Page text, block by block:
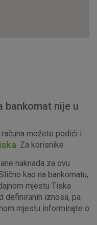
bankomat nije u
možete podići i
. Za korisnike
naknada za ovu
kao na bankomatu,
mjestu Tiska
definiranih iznosa, pa
mjestu informirajte o
stranice i
koje uključuju zahtjev
Svoj preglednik
neće raditi. Ti
koje bi vas mogle